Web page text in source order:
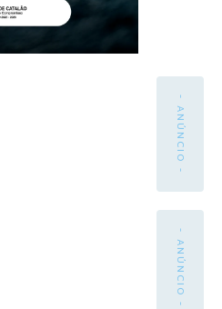
- ANÚNCIO -
- ANÚNCIO -